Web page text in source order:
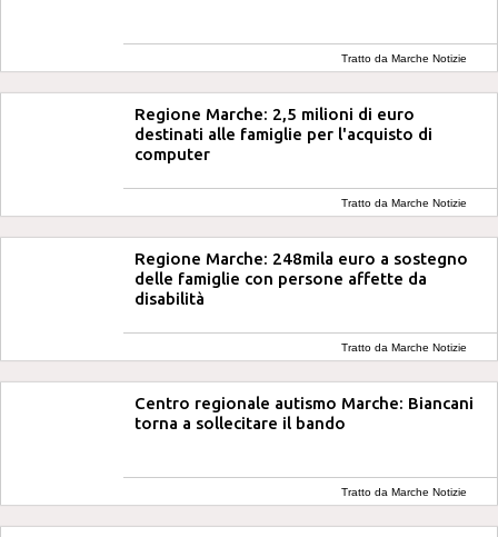
Tratto da Marche Notizie
Regione Marche: 2,5 milioni di euro
destinati alle famiglie per l'acquisto di
computer
Tratto da Marche Notizie
Regione Marche: 248mila euro a sostegno
delle famiglie con persone affette da
disabilità
Tratto da Marche Notizie
Centro regionale autismo Marche: Biancani
torna a sollecitare il bando
Tratto da Marche Notizie